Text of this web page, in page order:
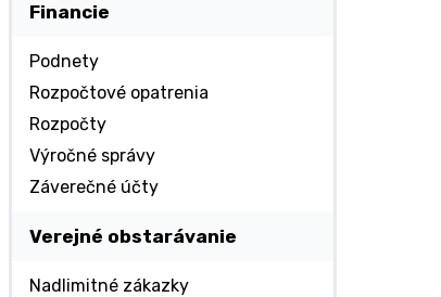
Financie
Podnety
Rozpočtové opatrenia
Rozpočty
Výročné správy
Záverečné účty
Verejné obstarávanie
Nadlimitné zákazky